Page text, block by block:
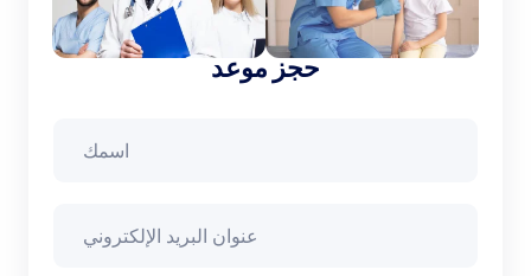
حجز موعد